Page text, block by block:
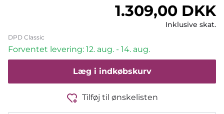
Normalpris
1.309,00 DKK
Inklusive skat.
DPD Classic
Forventet levering: 12. aug. - 14. aug.
Læg i indkøbskurv
Tilføj til ønskelisten